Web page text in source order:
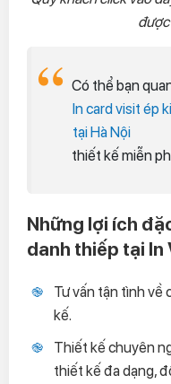
được
Có thể bạn
In card visit ép
tại Hà Nội
thiết kế miễn
Những lợi ích
danh thiếp tại In
Tư vấn tận tình về
kế.
Thiết kế chuyên
thiết kế đa dạng,